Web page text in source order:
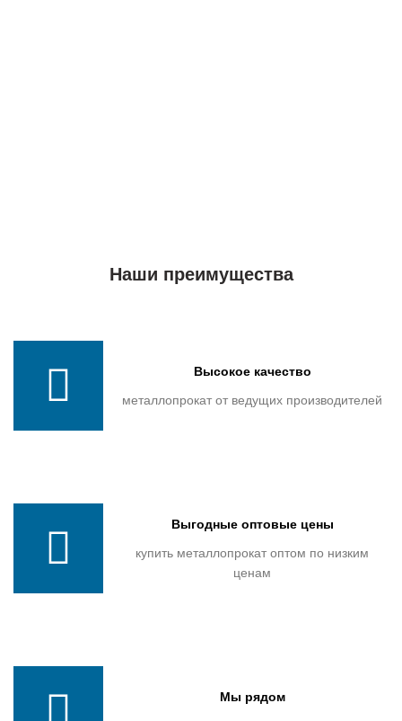
Наши преимущества
Высокое качество
металлопрокат от ведущих производителей
Выгодные оптовые цены
купить металлопрокат оптом по низким
ценам
Мы рядом